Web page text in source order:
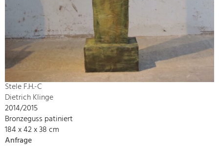
Stele F.H.-C
Dietrich Klinge
2014/2015
Bronzeguss patiniert
184 x 42 x 38 cm
Anfrage